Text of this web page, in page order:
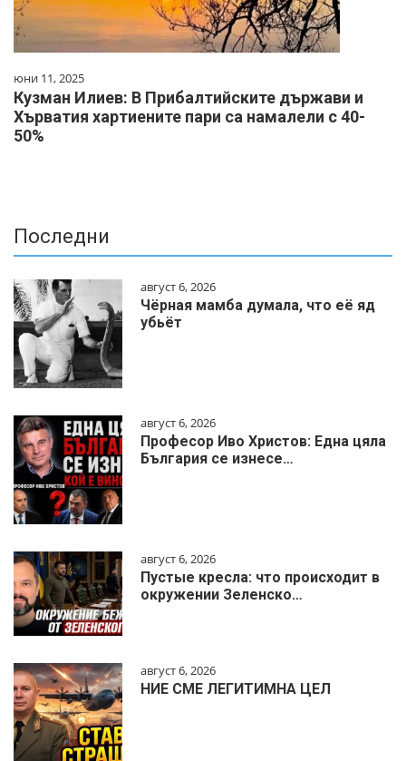
юни 11, 2025
Кузман Илиев: В Прибалтийските държави и
Хърватия хартиените пари са намалели с 40-
50%
Последни
август 6, 2026
Чёрная мамба думала, что её яд
убьёт
август 6, 2026
Професор Иво Христов: Една цяла
България се изнесе…
август 6, 2026
Пустые кресла: что происходит в
окружении Зеленско…
август 6, 2026
НИЕ СМЕ ЛЕГИТИМНА ЦЕЛ